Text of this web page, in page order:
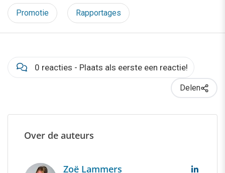
Promotie Rapportages
0 reacties - Plaats als eerste een reactie!
Delen
Over de auteurs
Zoë Lammers